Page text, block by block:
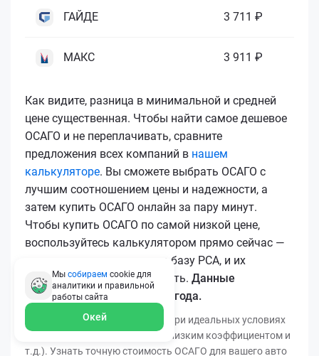
ГАЙДЕ 3 711 ₽
МАКС 3 911 ₽
Как видите, разница в минимальной и средней
цене существенная. Чтобы найти самое дешевое
ОСАГО и не переплачивать, сравните
предложения всех компаний в нашем
калькуляторе. Вы сможете выбрать ОСАГО с
лучшим соотношением цены и надежности, а
затем купить ОСАГО онлайн за пару минут.
Чтобы купить ОСАГО по самой низкой цене,
воспользуйтесь калькулятором прямо сейчас —
все полисы загружаются в базу РСА, и их
подлинность легко проверить. Данные
актуальны для марта 2026 года.
*Минимальная цена получена при идеальных условиях
(безаварийный стаж, регион с низким коэффициентом и
т.д.). Узнать точную стоимость ОСАГО для вашего авто
Мы собираем cookie для
аналитики и правильной
работы сайта
Окей